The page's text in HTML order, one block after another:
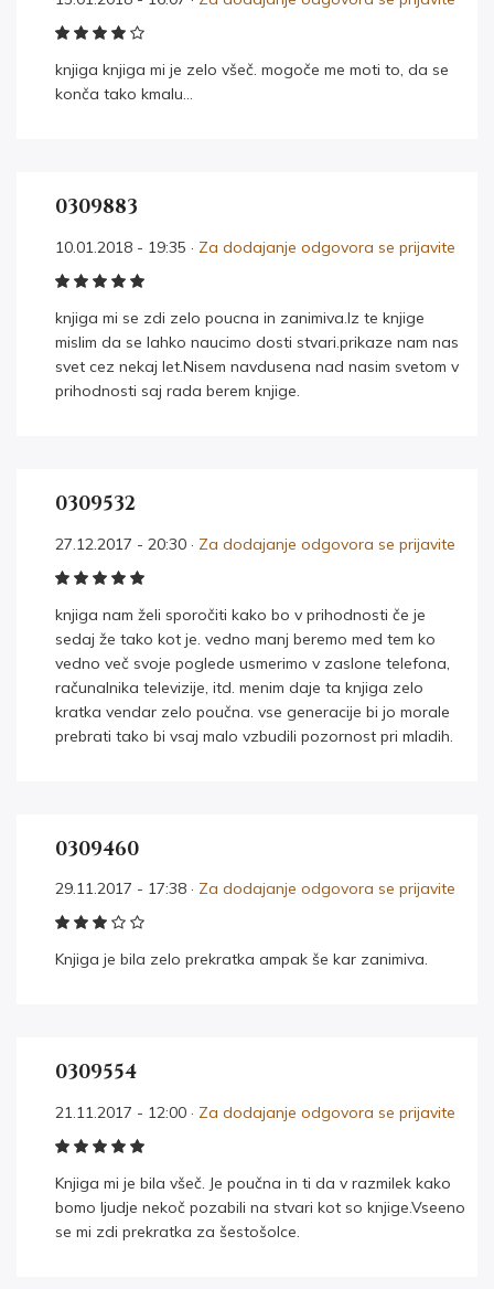
knjiga knjiga mi je zelo všeč. mogoče me moti to, da se
konča tako kmalu…
0309883
10.01.2018 - 19:35 · Za dodajanje odgovora se prijavite
knjiga mi se zdi zelo poucna in zanimiva.Iz te knjige
mislim da se lahko naucimo dosti stvari.prikaze nam nas
svet cez nekaj let.Nisem navdusena nad nasim svetom v
prihodnosti saj rada berem knjige.
0309532
27.12.2017 - 20:30 · Za dodajanje odgovora se prijavite
knjiga nam želi sporočiti kako bo v prihodnosti če je
sedaj že tako kot je. vedno manj beremo med tem ko
vedno več svoje poglede usmerimo v zaslone telefona,
računalnika televizije, itd. menim daje ta knjiga zelo
kratka vendar zelo poučna. vse generacije bi jo morale
prebrati tako bi vsaj malo vzbudili pozornost pri mladih.
0309460
29.11.2017 - 17:38 · Za dodajanje odgovora se prijavite
Knjiga je bila zelo prekratka ampak še kar zanimiva.
0309554
21.11.2017 - 12:00 · Za dodajanje odgovora se prijavite
Knjiga mi je bila všeč. Je poučna in ti da v razmilek kako
bomo ljudje nekoč pozabili na stvari kot so knjige.Vseeno
se mi zdi prekratka za šestošolce.